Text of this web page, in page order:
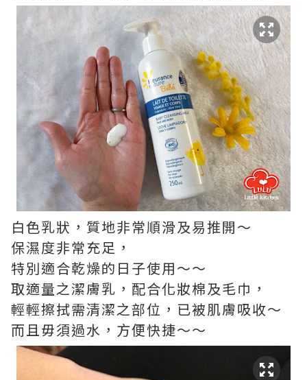
白色乳狀，質地非常順滑及易推開～
保濕度非常充足，
特別適合乾燥的日子使用～～
取適量之潔膚乳，配合化妝棉及毛巾，
輕輕擦拭需清潔之部位，已被肌膚吸收～
而且毋須過水，方便快捷～～